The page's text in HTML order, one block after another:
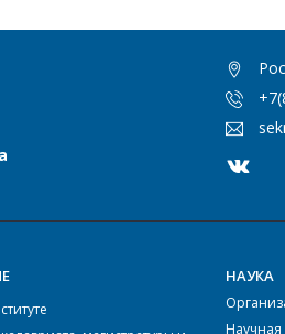
НАУКА
Научная